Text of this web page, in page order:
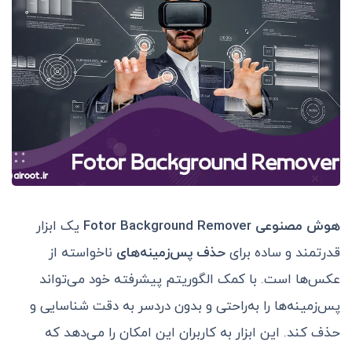
هوش مصنوعی Fotor Background Remover یک ابزار
قدرتمند و ساده برای حذف پس‌زمینه‌های ناخواسته از
عکس‌ها است. با کمک الگوریتم پیشرفته خود می‌تواند
پس‌زمینه‌ها را به‌راحتی و بدون دردسر به دقت شناسایی و
حذف کند. این ابزار به کاربران این امکان را می‌دهد که